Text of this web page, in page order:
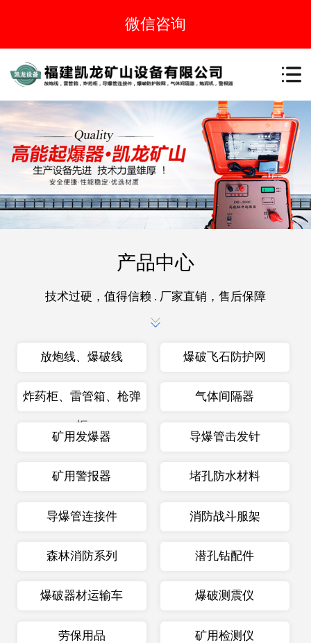
产品中心
技术过硬，值得信赖 . 厂家直销，售后保障
放炮线、爆破线 爆破飞石防护网
炸药柜、雷管箱、枪弹
柜
气体间隔器
矿用发爆器 导爆管击发针
矿用警报器 堵孔防水材料
导爆管连接件 消防战斗服架
森林消防系列 潜孔钻配件
爆破器材运输车 爆破测震仪
劳保用品 矿用检测仪